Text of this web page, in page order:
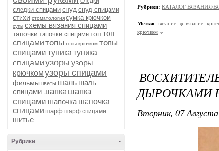
следки спицами снуд снуд спицами
стихи стоматология сумка крючком
супы схемы вязания спицами
тапочки тапочки спицами топ топ
спицами топы топы крючком топы
спицами туника туника
спицами узоры узоры
крючком узоры спицами
фильмы цветы шаль шаль
спицами шапка шапка
спицами шапочка шапочка
спицами шарф шарф спицами
шитье
-
Рубрики
Рубрики: КАТАЛОГ ВЯЗАНИЯ/
Метки: вязание
вязание
крючком
ДЫРОЧКАМИ
Вторник, 07